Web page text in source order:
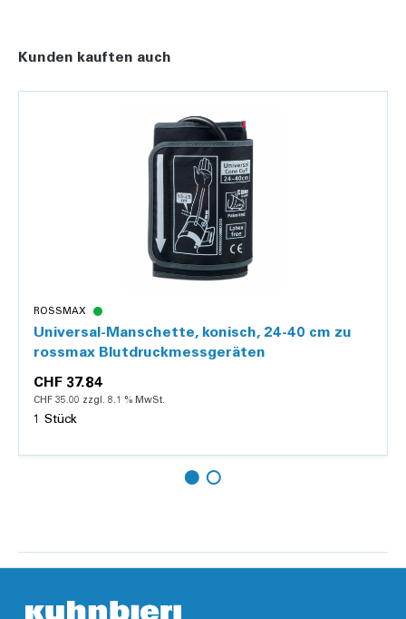
Kunden kauften auch
ROSSMAX
Universal-Manschette, konisch, 24-40 cm zu
rossmax Blutdruckmessgeräten
CHF 37.84
CHF 35.00 zzgl. 8.1 % MwSt.
1 Stück